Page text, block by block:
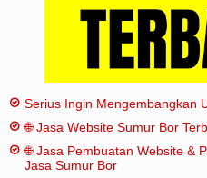
Serius Ingin Mengembangkan
🌐 Jasa Website Sumur Bor
🌐 Jasa Pembuatan Website &
Jasa Sumur Bor